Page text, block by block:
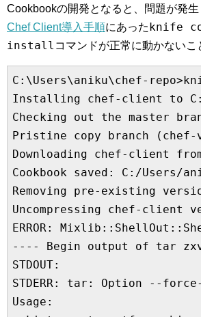
Cookbookの開発となると、問題が発生
Chef Client導入手順にあったknife
install コマンドが正常に動かないこ
C:\Users\aniku\chef-
Installing chef-client to C:/
Checking out the master
Pristine copy branch
Downloading chef-client
Cookbook saved: C:/Users/
Removing pre-existing
Uncompressing chef-client
ERROR:
---- Begin output of tar
STDOUT:
STDERR: tar: Option --
Usage: